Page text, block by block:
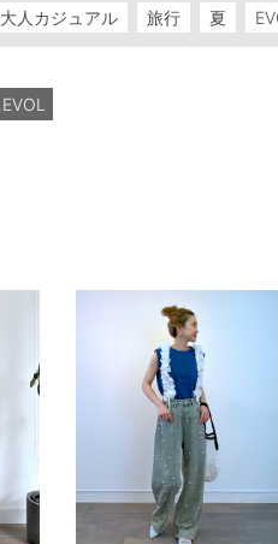
大人カジュアル 旅行 夏
EVOL